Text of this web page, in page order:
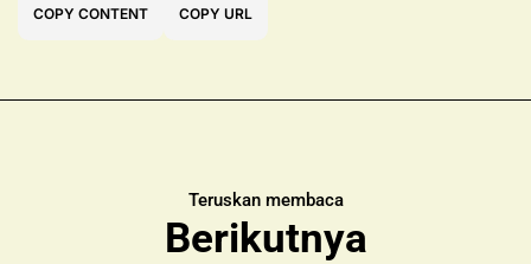
COPY CONTENT COPY URL
Teruskan membaca
Berikutnya